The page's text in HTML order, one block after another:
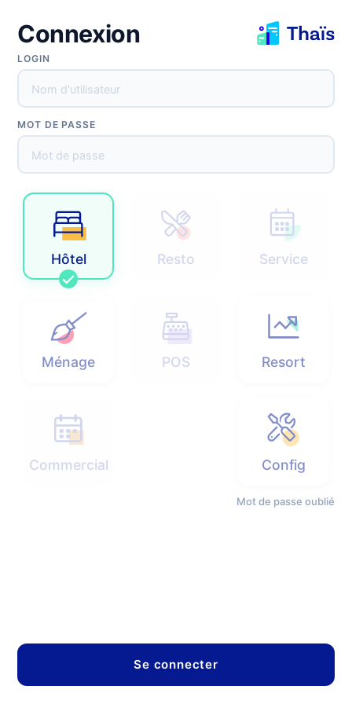
Connexion
LOGIN
MOT DE PASSE
Hôtel Resto Service
Ménage POS Resort
Commercial Config
Mot de passe oublié
Réinitialisation du mot de passe
Envoyer
Retour
Se connecter